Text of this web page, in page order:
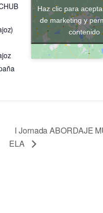
Haz clic para
de marketing y
contenido
I Jornada ABORDAJE
ELA